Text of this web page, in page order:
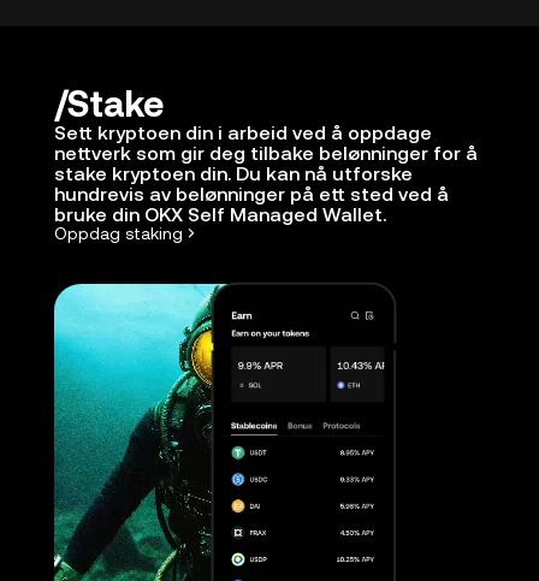
Stake
Sett kryptoen din i arbeid ved å oppdage
nettverk som gir deg tilbake belønninger for å
stake kryptoen din. Du kan nå utforske
hundrevis av belønninger på ett sted ved å
bruke din OKX Self Managed Wallet.
Oppdag staking